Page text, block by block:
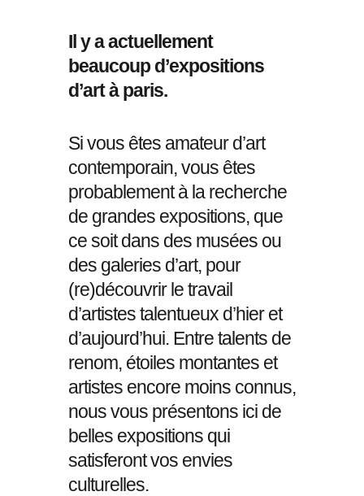
Il y a actuellement
beaucoup d’expositions
d’art à paris.
Si vous êtes amateur d’art
contemporain, vous êtes
probablement à la recherche
de grandes expositions, que
ce soit dans des musées ou
des galeries d’art, pour
(re)découvrir le travail
d’artistes talentueux d’hier et
d’aujourd’hui. Entre talents de
renom, étoiles montantes et
artistes encore moins connus,
nous vous présentons ici de
belles expositions qui
satisferont vos envies
culturelles.